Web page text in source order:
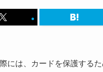
には、カードを保護する